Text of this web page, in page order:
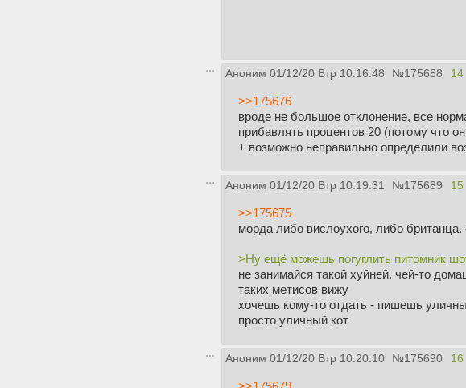
Аноним 01/12/20 Втр 10:16:48 №175688 14
>>175676
вроде не большое отклонение, все
прибавлять процентов 20 (потому что
+ возможно неправильно определили
Аноним 01/12/20 Втр 10:19:31 №175689 15
>>175675
морда либо вислоухого, либо
>Ну ещё можешь погуглить питомник
не занимайся такой хуйней. чей-то
таких метисов вижу
хочешь кому-то отдать - пишешь
просто уличный кот
Аноним 01/12/20 Втр 10:20:10 №175690 16